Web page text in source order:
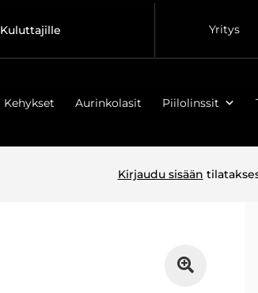
Kuluttajille Yritys
Kehykset Aurinkolasit Piilolinssit
Kirjaudu sisään